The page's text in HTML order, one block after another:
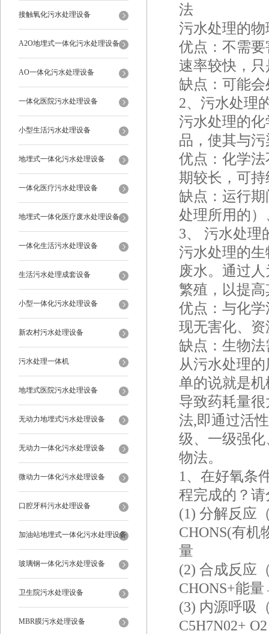
接触氧化污水处理设备
A2O地埋式一体化污水处理设备
AO一体化污水处理设备
一体化医院污水处理设备
小型生活污水处理设备
地埋式一体化污水处理设备
一体化医疗污水处理设备
地埋式一体化医疗废水处理设备
一体化生活污水处理设备
生活污水处理成套设备
小型一体化污水处理设备
新农村污水处理设备
污水处理一体机
地埋式医院污水处理设备
无动力地埋式污水处理设备
无动力一体化污水处理设备
微动力一体化污水处理设备
口腔牙科污水处理设备
加油站地埋式一体化污水处理设备
玻璃钢一体化污水处理设备
卫生院污水处理设备
MBR膜污水处理设备
法
污水处理的
优点：不需
速率较快，
缺点：可能
2、污水处理
污水处理的
品，使其与
优点：化学
期较长，可
缺点：运行
处理所用的
3、 污水处理
污水处理的
废水。通过
繁殖，以提
优点：与化
现无害化、
缺点：生物
从污水处理
单的说就是
导致药耗量
法,即通过活
级、一级强
物法。
1、在好氧条
程完成的？
(1) 分解反应
CHONS(有
量
(2) 合成反应
CHONS+能
(3) 内源呼吸
C5H7N02+